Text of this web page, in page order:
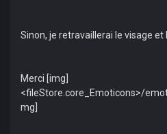
Sinon, je retravaillerai le visage et
Merci [img]
<fileStore.core_Emoticons>/
mg]